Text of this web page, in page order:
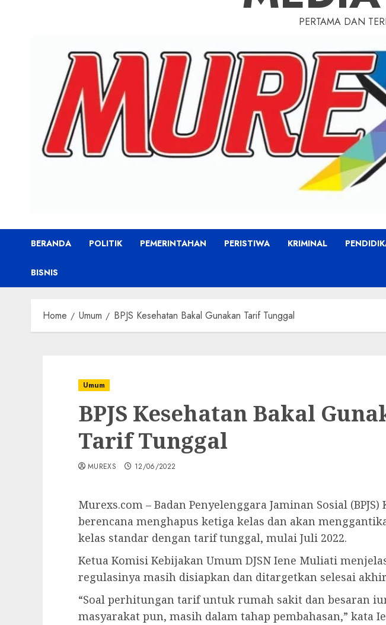
PERTAMA DAN
BERANDA POLITIK PEMERINTAHAN PERISTIWA KRIMINAL
BISNIS
Home Umum BPJS Kesehatan Bakal Gunakan Tarif Tunggal
Umum
BPJS Kesehatan Bakal
Tarif Tunggal
MUREXS 12/06/2022
Murexs.com – Badan Penyelenggara Jaminan Sosial (BPJS)
berencana menghapus ketiga kelas dan akan
kelas standar dengan tarif tunggal, mulai Juli 2022.
Ketua Komisi Kebijakan Umum DJSN Iene Muliati
regulasinya masih disiapkan dan ditargetkan selesai akhir
“Soal perhitungan tarif untuk rumah sakit dan besaran
masyarakat pun, masih dalam tahap pembahasan,” kata